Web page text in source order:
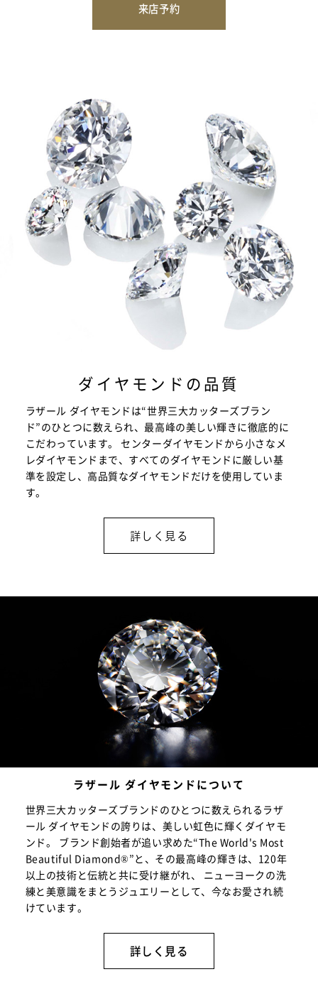
来店予約
ダイヤモンドの品質
ラザール ダイヤモンドは“世界三大カッターズブラン
ド”のひとつに数えられ、最高峰の美しい輝きに徹底的に
こだわっています。 センターダイヤモンドから小さなメ
レダイヤモンドまで、すべてのダイヤモンドに厳しい基
準を設定し、高品質なダイヤモンドだけを使用していま
す。
詳しく見る
ラザール ダイヤモンドについて
世界三大カッターズブランドのひとつに数えられるラザ
ール ダイヤモンドの誇りは、美しい虹色に輝くダイヤモ
ンド。 ブランド創始者が追い求めた“The World's Most
Beautiful Diamond®”と、その最高峰の輝きは、120年
以上の技術と伝統と共に受け継がれ、 ニューヨークの洗
練と美意識をまとうジュエリーとして、今なお愛され続
けています。
詳しく見る